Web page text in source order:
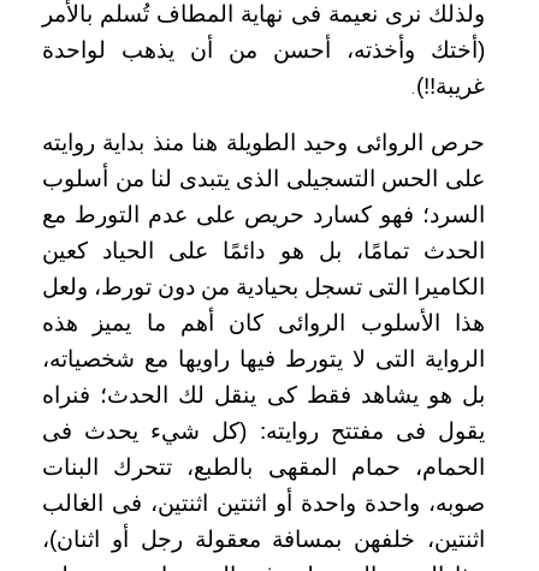
ولذلك نرى نعيمة فى نهاية المطاف تُسلم بالأمر
(أختك وأخذته، أحسن من أن يذهب لواحدة
غريبة!!).
حرص الروائى وحيد الطويلة هنا منذ بداية روايته
على الحس التسجيلى الذى يتبدى لنا من أسلوب
السرد؛ فهو كسارد حريص على عدم التورط مع
الحدث تمامًا، بل هو دائمًا على الحياد كعين
الكاميرا التى تسجل بحيادية من دون تورط، ولعل
هذا الأسلوب الروائى كان أهم ما يميز هذه
الرواية التى لا يتورط فيها راويها مع شخصياته،
بل هو يشاهد فقط كى ينقل لك الحدث؛ فنراه
يقول فى مفتتح روايته: (كل شيء يحدث فى
الحمام، حمام المقهى بالطبع، تتحرك البنات
صوبه، واحدة واحدة أو اثنتين اثنتين، فى الغالب
اثنتين، خلفهن بمسافة معقولة رجل أو اثنان)،